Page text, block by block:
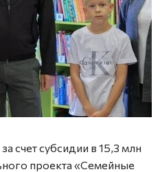
счет субсидии в 15,3 млн
проекта «Семейные